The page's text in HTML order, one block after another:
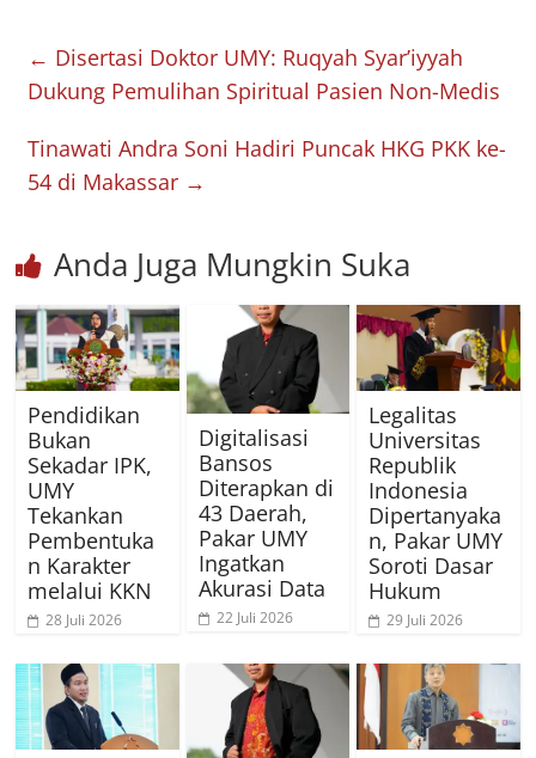
← Disertasi Doktor UMY: Ruqyah Syar’iyyah
Dukung Pemulihan Spiritual Pasien Non-Medis
Tinawati Andra Soni Hadiri Puncak HKG PKK ke-
54 di Makassar →
Anda Juga Mungkin Suka
Pendidikan
Bukan
Sekadar IPK,
UMY
Tekankan
Pembentuka
n Karakter
melalui KKN
28 Juli 2026
Digitalisasi
Bansos
Diterapkan di
43 Daerah,
Pakar UMY
Ingatkan
Akurasi Data
22 Juli 2026
Legalitas
Universitas
Republik
Indonesia
Dipertanyaka
n, Pakar UMY
Soroti Dasar
Hukum
29 Juli 2026